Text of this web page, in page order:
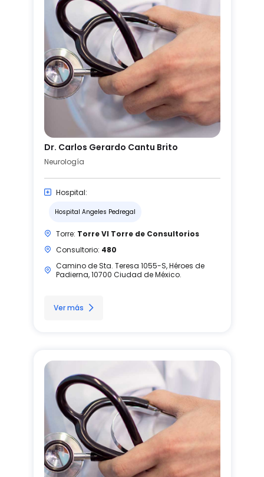
Dr. Carlos Gerardo Cantu Brito
Neurología
Hospital:
Hospital Angeles Pedregal
Torre: Torre VI Torre de Consultorios
Consultorio: 480
Camino de Sta. Teresa 1055-S, Héroes de
Padierna, 10700 Ciudad de México.
Ver más